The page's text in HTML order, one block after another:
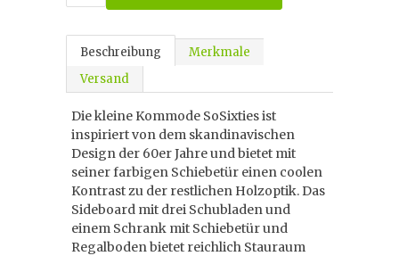
Beschreibung
Merkmale
Versand
Die kleine Kommode SoSixties ist
inspiriert von dem skandinavischen
Design der 60er Jahre und bietet mit
seiner farbigen Schiebetür einen coolen
Kontrast zu der restlichen Holzoptik. Das
Sideboard mit drei Schubladen und
einem Schrank mit Schiebetür und
Regalboden bietet reichlich Stauraum